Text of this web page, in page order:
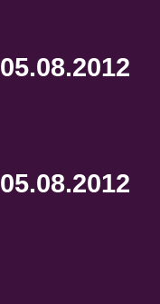
05.08.2012
05.08.2012